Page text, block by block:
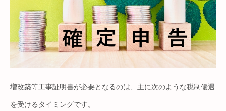
増改築等工事証明書が必要となるのは、主に次のような税制優遇
を受けるタイミングです。